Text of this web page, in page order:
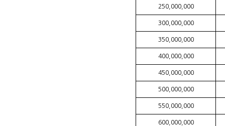
250,000,000
300,000,000
350,000,000
400,000,000
450,000,000
500,000,000
550,000,000
600,000,000